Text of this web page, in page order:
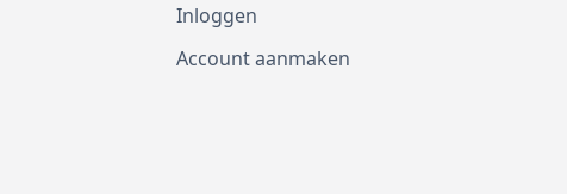
Inloggen
Account aanmaken